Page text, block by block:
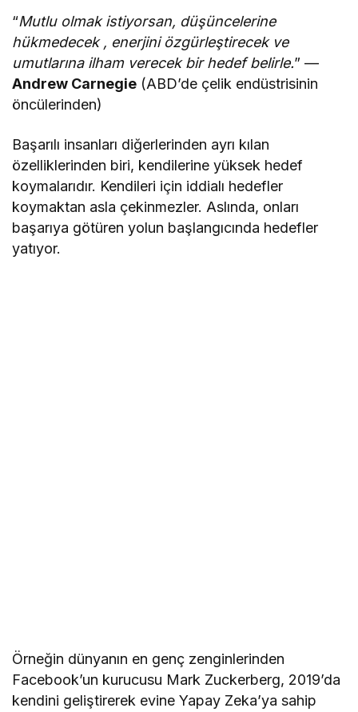
“Mutlu olmak istiyorsan, düşüncelerine
hükmedecek , enerjini özgürleştirecek ve
umutlarına ilham verecek bir hedef belirle.” —
Andrew Carnegie (ABD’de çelik endüstrisinin
öncülerinden)
Başarılı insanları diğerlerinden ayrı kılan
özelliklerinden biri, kendilerine yüksek hedef
koymalarıdır. Kendileri için iddialı hedefler
koymaktan asla çekinmezler. Aslında, onları
başarıya götüren yolun başlangıcında hedefler
yatıyor.
Örneğin dünyanın en genç zenginlerinden
Facebook’un kurucusu Mark Zuckerberg, 2019’da
kendini geliştirerek evine Yapay Zeka’ya sahip